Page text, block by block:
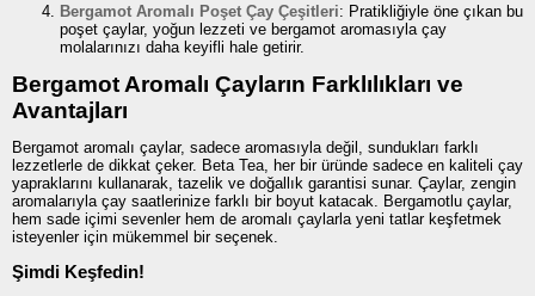
Bergamot Aromalı Poşet Çay Çeşitleri: Pratikliğiyle öne çıkan bu
poşet çaylar, yoğun lezzeti ve bergamot aromasıyla çay
molalarınızı daha keyifli hale getirir.
Bergamot Aromalı Çayların Farklılıkları ve
Avantajları
Bergamot aromalı çaylar, sadece aromasıyla değil, sundukları farklı
lezzetlerle de dikkat çeker. Beta Tea, her bir üründe sadece en kaliteli çay
yapraklarını kullanarak, tazelik ve doğallık garantisi sunar. Çaylar, zengin
aromalarıyla çay saatlerinize farklı bir boyut katacak. Bergamotlu çaylar,
hem sade içimi sevenler hem de aromalı çaylarla yeni tatlar keşfetmek
isteyenler için mükemmel bir seçenek.
Şimdi Keşfedin!